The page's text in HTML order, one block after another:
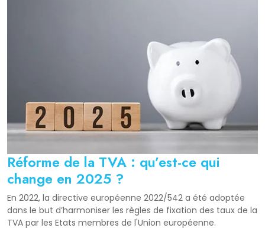
Réforme de la TVA : qu’est-ce qui
change en 2025 ?
En 2022, la directive européenne 2022/542 a été adoptée
dans le but d’harmoniser les règles de fixation des taux de la
TVA par les Etats membres de l'Union européenne.